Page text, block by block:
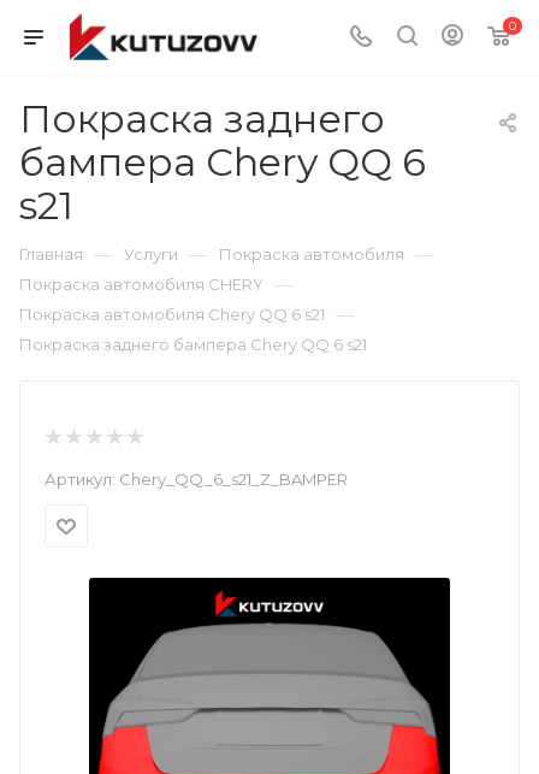
0
Покраска заднего
бампера Chery QQ 6
s21
Главная — Услуги — Покраска автомобиля —
Покраска автомобиля CHERY —
Покраска автомобиля Chery QQ 6 s21 —
Покраска заднего бампера Chery QQ 6 s21
Артикул: Chery_QQ_6_s21_Z_BAMPER